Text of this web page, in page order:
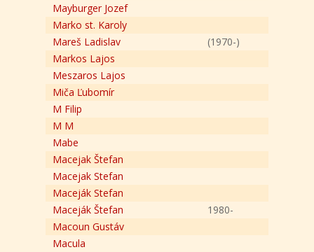
Mayburger Jozef
Marko st. Karoly
Mareš Ladislav
(1970-)
Markos Lajos
Meszaros Lajos
Miča Ľubomír
M Filip
M M
Mabe
Macejak Štefan
Macejak Stefan
Maceják Stefan
Maceják Štefan
1980-
Macoun Gustáv
Macula